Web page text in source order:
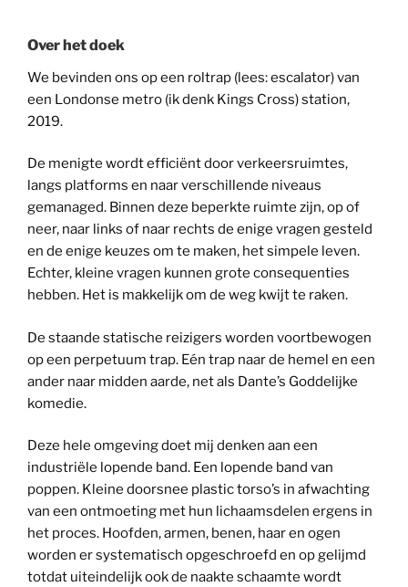
Over het doek
We bevinden ons op een roltrap (lees: escalator) van
een Londonse metro (ik denk Kings Cross) station,
2019.
De menigte wordt efficiënt door verkeersruimtes,
langs platforms en naar verschillende niveaus
gemanaged. Binnen deze beperkte ruimte zijn, op of
neer, naar links of naar rechts de enige vragen gesteld
en de enige keuzes om te maken, het simpele leven.
Echter, kleine vragen kunnen grote consequenties
hebben. Het is makkelijk om de weg kwijt te raken.
De staande statische reizigers worden voortbewogen
op een perpetuum trap. Eén trap naar de hemel en een
ander naar midden aarde, net als Dante’s Goddelijke
komedie.
Deze hele omgeving doet mij denken aan een
industriële lopende band. Een lopende band van
poppen. Kleine doorsnee plastic torso’s in afwachting
van een ontmoeting met hun lichaamsdelen ergens in
het proces. Hoofden, armen, benen, haar en ogen
worden er systematisch opgeschroefd en op gelijmd
totdat uiteindelijk ook de naakte schaamte wordt